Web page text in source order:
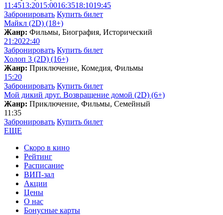
11:4513:2015:0016:3518:1019:45
Забронировать Купить билет
Майкл (2D) (18+)
Жанр: Фильмы, Биография, Исторический
21:2022:40
Забронировать Купить билет
Холоп 3 (2D) (16+)
Жанр: Приключение, Комедия, Фильмы
15:20
Забронировать Купить билет
Мой дикий друг. Возвращение домой (2D) (6+)
Жанр: Приключение, Фильмы, Семейный
11:35
Забронировать Купить билет
ЕЩЕ
Скоро в кино
Рейтинг
Расписание
ВИП-зал
Акции
Цены
О нас
Бонусные карты